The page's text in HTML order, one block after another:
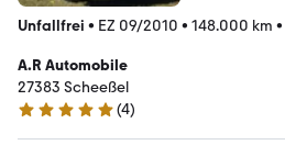
Unfallfrei • EZ 09/2010 • 148.000 km •
A.R Automobile
27383 Scheeßel
5 Sterne
(4)